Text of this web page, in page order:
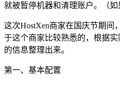
就被暂停机器和清理账户。（如
这次HostXen商家在国庆节期间
于这个商家比较熟悉的，根据
的信息整理出来。
第一、基本配置